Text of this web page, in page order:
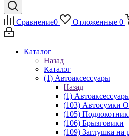
Сравнение0 Отложенные 0
Каталог
Назад
Каталог
(1) Автоаксессуары
Назад
(1)
(103) Автосумки
(105)
(106) Брызговики
(109) Заглушка на